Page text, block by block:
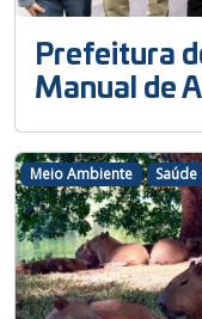
Prefeitura
Manual de
Meio Ambiente Saúde